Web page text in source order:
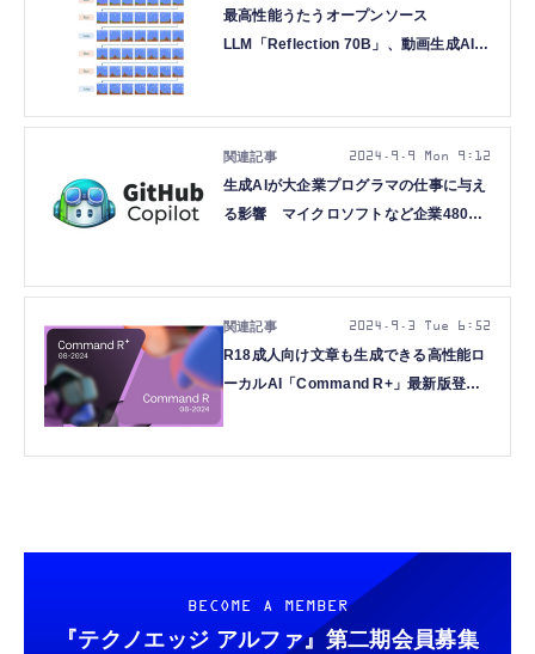
最高性能うたうオープンソース
LLM「Reflection 70B」、動画生成AIで
説（生成AIウィークリー）
生成AIが大企業プログラマの仕事に与え
る影響 マイクロソフトなど企業4800
2024.9.9 Mon 9:12
R18成人向け文章も生成できる高性能ロ
ーカルAI「Command R+」最新版登
2024.9.3 Tue 6:52
BECOME A MEMBER
『テクノエッジ アルファ』 第二期会員募集